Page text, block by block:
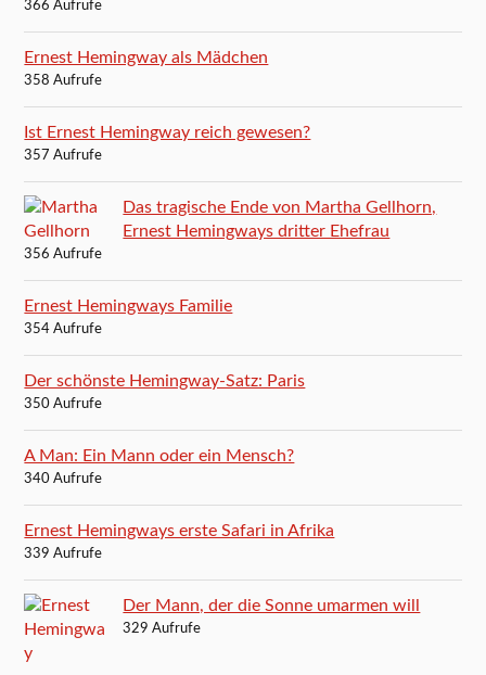
366 Aufrufe
Ernest Hemingway als Mädchen
358 Aufrufe
Ist Ernest Hemingway reich gewesen?
357 Aufrufe
Das tragische Ende von Martha Gellhorn,
Ernest Hemingways dritter Ehefrau
356 Aufrufe
Ernest Hemingways Familie
354 Aufrufe
Der schönste Hemingway-Satz: Paris
350 Aufrufe
A Man: Ein Mann oder ein Mensch?
340 Aufrufe
Ernest Hemingways erste Safari in Afrika
339 Aufrufe
Der Mann, der die Sonne umarmen will
329 Aufrufe